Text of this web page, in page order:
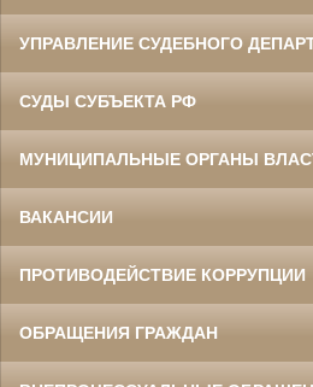
УПРАВЛЕНИЕ СУДЕБНОГО
СУДЫ СУБЪЕКТА РФ
МУНИЦИПАЛЬНЫЕ ОРГАНЫ
ВАКАНСИИ
ПРОТИВОДЕЙСТВИЕ КОРРУПЦИИ
ОБРАЩЕНИЯ ГРАЖДАН